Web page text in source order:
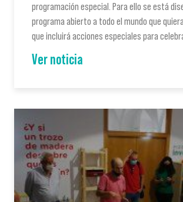
programación especial. Para ello se está
programa abierto a todo el mundo que
que incluirá acciones especiales para
Ver noticia